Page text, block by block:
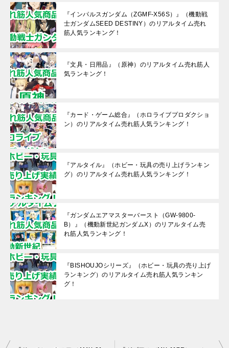
『インパルスガンダム（ZGMF-X56S）』（機動戦
士ガンダムSEED DESTINY）のリアルタイム売れ
筋人気ランキング！
『文具・日用品』（原神）のリアルタイム売れ筋人
気ランキング！
『カード・ゲーム総合』（ホロライブプロダクショ
ン）のリアルタイム売れ筋人気ランキング！
『アルタイル』（ホビー・玩具の売り上げランキン
グ）のリアルタイム売れ筋人気ランキング！
『ガンダムエアマスターバースト（GW-9800-
B）』（機動新世紀ガンダムX）のリアルタイム売
れ筋人気ランキング！
『BISHOUJOシリーズ』（ホビー・玩具の売り上げ
ランキング）のリアルタイム売れ筋人気ランキン
グ！